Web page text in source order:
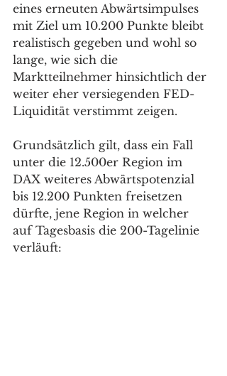
eines erneuten Abwärtsimpulses
mit Ziel um 10.200 Punkte bleibt
realistisch gegeben und wohl so
lange, wie sich die
Marktteilnehmer hinsichtlich der
weiter eher versiegenden FED-
Liquidität verstimmt zeigen.
Grundsätzlich gilt, dass ein Fall
unter die 12.500er Region im
DAX weiteres Abwärtspotenzial
bis 12.200 Punkten freisetzen
dürfte, jene Region in welcher
auf Tagesbasis die 200-Tagelinie
verläuft: